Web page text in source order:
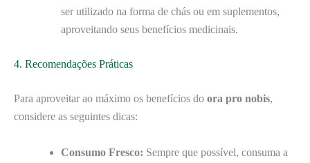
ser utilizado na forma de chás ou em suplementos,
aproveitando seus benefícios medicinais.
4. Recomendações Práticas
Para aproveitar ao máximo os benefícios do ora pro nobis,
considere as seguintes dicas:
Consumo Fresco: Sempre que possível, consuma a